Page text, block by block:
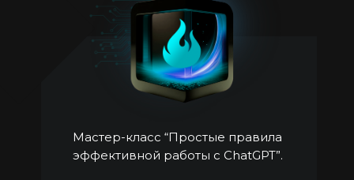
Мастер-класс “Простые правила
эффективной работы с ChatGPT”.